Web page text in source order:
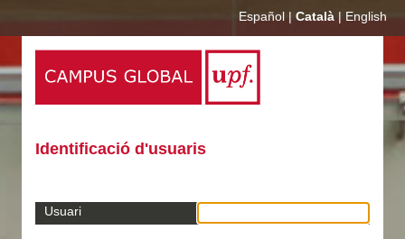
Español | Català | English
Identificació d'usuaris
Usuari